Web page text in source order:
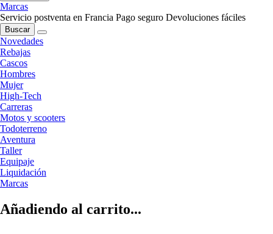
Marcas
Servicio postventa en Francia Pago seguro Devoluciones fáciles
Buscar
Novedades
Rebajas
Cascos
Hombres
Mujer
High-Tech
Carreras
Motos y scooters
Todoterreno
Aventura
Taller
Equipaje
Liquidación
Marcas
Añadiendo al carrito...